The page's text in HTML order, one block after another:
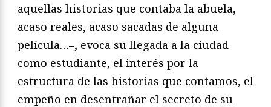
aquellas historias que contaba la abuela,
acaso reales, acaso sacadas de alguna
película…–, evoca su llegada a la ciudad
como estudiante, el interés por la
estructura de las historias que contamos, el
empeño en desentrañar el secreto de su